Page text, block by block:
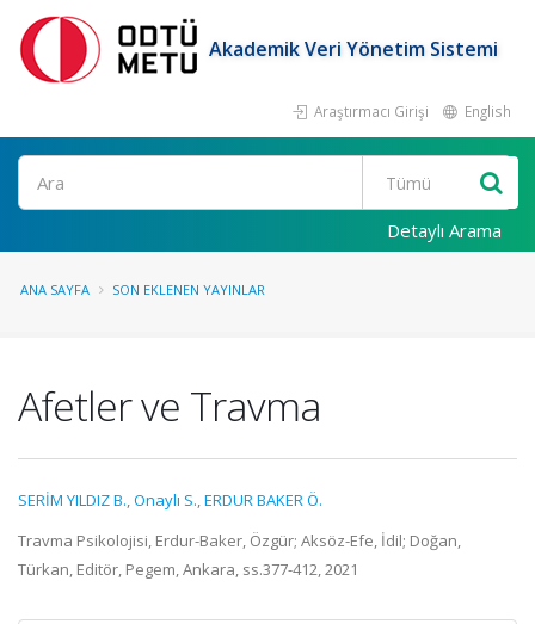
Akademik Veri Yönetim Sistemi
Araştırmacı Girişi English
Ara
Detaylı Arama
ANA SAYFA SON EKLENEN YAYINLAR
Afetler ve Travma
SERİM YILDIZ B.,Onaylı S.,ERDUR BAKER Ö.
Travma Psikolojisi, Erdur-Baker, Özgür; Aksöz-Efe, İdil; Doğan,
Türkan, Editör, Pegem, Ankara, ss.377-412, 2021